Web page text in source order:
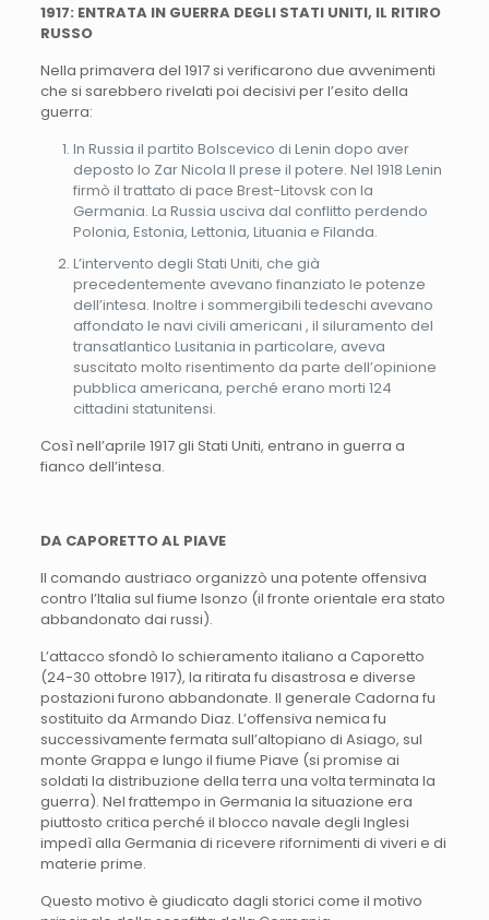
1917: ENTRATA IN GUERRA DEGLI STATI UNITI, IL RITIRO
RUSSO
Nella primavera del 1917 si verificarono due avvenimenti
che si sarebbero rivelati poi decisivi per l’esito della
guerra:
In Russia il partito Bolscevico di Lenin dopo aver
deposto lo Zar Nicola II prese il potere. Nel 1918 Lenin
firmò il trattato di pace Brest-Litovsk con la
Germania. La Russia usciva dal conflitto perdendo
Polonia, Estonia, Lettonia, Lituania e Filanda.
L’intervento degli Stati Uniti, che già
precedentemente avevano finanziato le potenze
dell’intesa. Inoltre i sommergibili tedeschi avevano
affondato le navi civili americani , il siluramento del
transatlantico Lusitania in particolare, aveva
suscitato molto risentimento da parte dell’opinione
pubblica americana, perché erano morti 124
cittadini statunitensi.
Così nell’aprile 1917 gli Stati Uniti, entrano in guerra a
fianco dell’intesa.
DA CAPORETTO AL PIAVE
Il comando austriaco organizzò una potente offensiva
contro l’Italia sul fiume Isonzo (il fronte orientale era stato
abbandonato dai russi).
L’attacco sfondò lo schieramento italiano a Caporetto
(24-30 ottobre 1917), la ritirata fu disastrosa e diverse
postazioni furono abbandonate. Il generale Cadorna fu
sostituito da Armando Diaz. L’offensiva nemica fu
successivamente fermata sull’altopiano di Asiago, sul
monte Grappa e lungo il fiume Piave (si promise ai
soldati la distribuzione della terra una volta terminata la
guerra). Nel frattempo in Germania la situazione era
piuttosto critica perché il blocco navale degli Inglesi
impedì alla Germania di ricevere rifornimenti di viveri e di
materie prime.
Questo motivo è giudicato dagli storici come il motivo